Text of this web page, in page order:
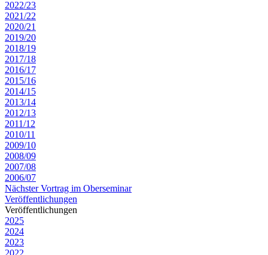
2022/23
2021/22
2020/21
2019/20
2018/19
2017/18
2016/17
2015/16
2014/15
2013/14
2012/13
2011/12
2010/11
2009/10
2008/09
2007/08
2006/07
Nächster Vortrag im Oberseminar
Veröffentlichungen
Veröffentlichungen
2025
2024
2023
2022